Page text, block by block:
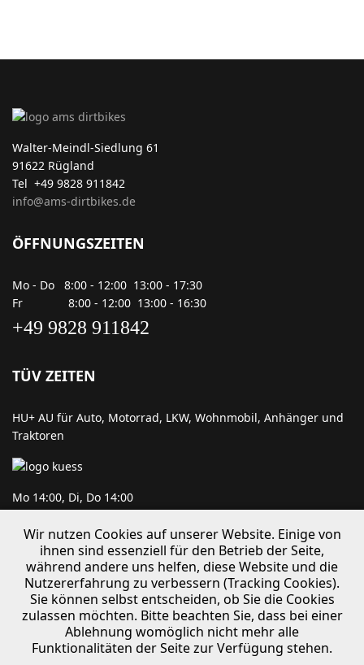
Walter-Meindl-Siedlung 61
91622 Rügland
Tel +49 9828 911842
info@ams-dirtbikes.de
ÖFFNUNGSZEITEN
Mo - Do 8:00 - 12:00 13:00 - 17:30
Fr 8:00 - 12:00 13:00 - 16:30
+49 9828 911842
TÜV ZEITEN
HU+ AU für Auto, Motorrad, LKW, Wohnmobil, Anhänger und
Traktoren
Mo 14:00, Di, Do 14:00
Mi, Fr 14:30
mit Möglichkeit zur Eintragung nach §21
Wir nutzen Cookies auf unserer Website. Einige von
ihnen sind essenziell für den Betrieb der Seite,
während andere uns helfen, diese Website und die
Nutzererfahrung zu verbessern (Tracking Cookies).
Sie können selbst entscheiden, ob Sie die Cookies
zulassen möchten. Bitte beachten Sie, dass bei einer
Ablehnung womöglich nicht mehr alle
Funktionalitäten der Seite zur Verfügung stehen.